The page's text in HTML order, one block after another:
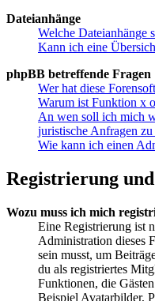
Dateianhänge
Welche Dateianhänge
Kann ich eine
phpBB betreffende Fragen
Wer hat diese
Warum ist Funktion x
An wen soll ich mich
juristische Anfragen
Wie kann ich einen
Registrierung
Wozu muss ich mich
Eine Registrierung ist
Administration dieses
sein musst, um
du als registriertes
Funktionen, die
Beispiel Avatarbilder,